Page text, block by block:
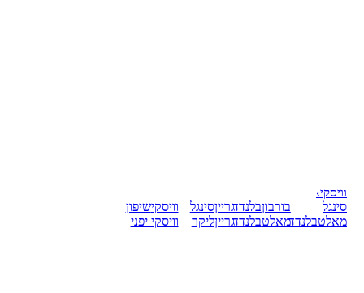
וויסקי›
סינגל
מאלטבלנדד
בורבוןבלנדד
מאלטבלנדד
גרייןסינגל
גרייןליקר
וויסקישיפון
וויסקי יפני